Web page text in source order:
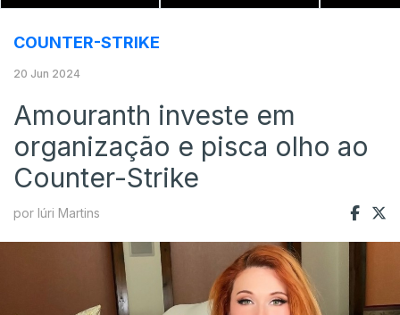
COUNTER-STRIKE
20 Jun 2024
Amouranth investe em
organização e pisca olho ao
Counter-Strike
por Iúri Martins